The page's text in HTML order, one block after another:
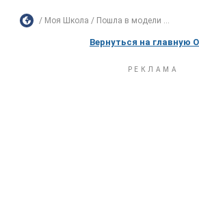
Моя Школа Пошла в модели ...
Вернуться на главную